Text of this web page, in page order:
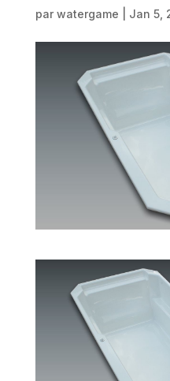
par watergame Jan 5,